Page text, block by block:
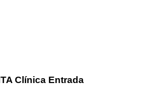
Clínica Entrada